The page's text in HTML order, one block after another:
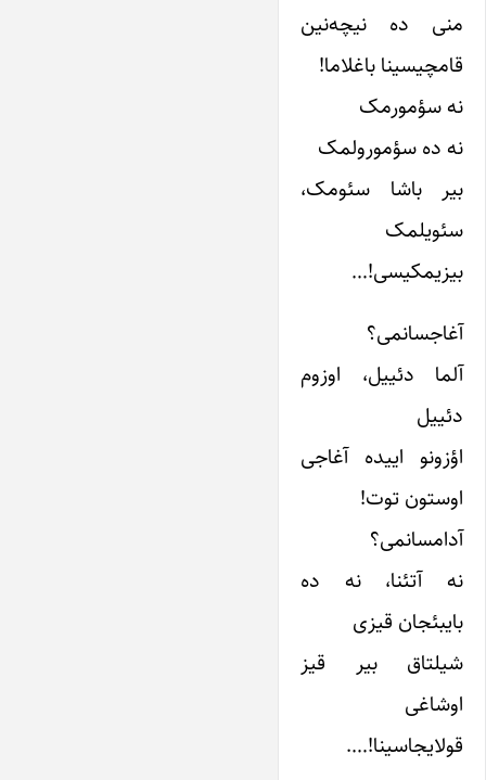
منی ده نیچه‌نین
قامچیسینا باغلاما!
نه سؤمورمک
نه ده سؤمورولمک
بیر باشا سئومک،
سئویلمک
بیزیمکیسی!…
آغاجسانمی؟
آلما دئییل، اوزوم
دئییل
اؤزونو اییده آغاجی
اوستون توت!
آدامسانمی؟
نه آتئنا، نه ده
بایبئجان قیزی
شیلتاق بیر قیز
اوشاغی
قولایجاسینا!….